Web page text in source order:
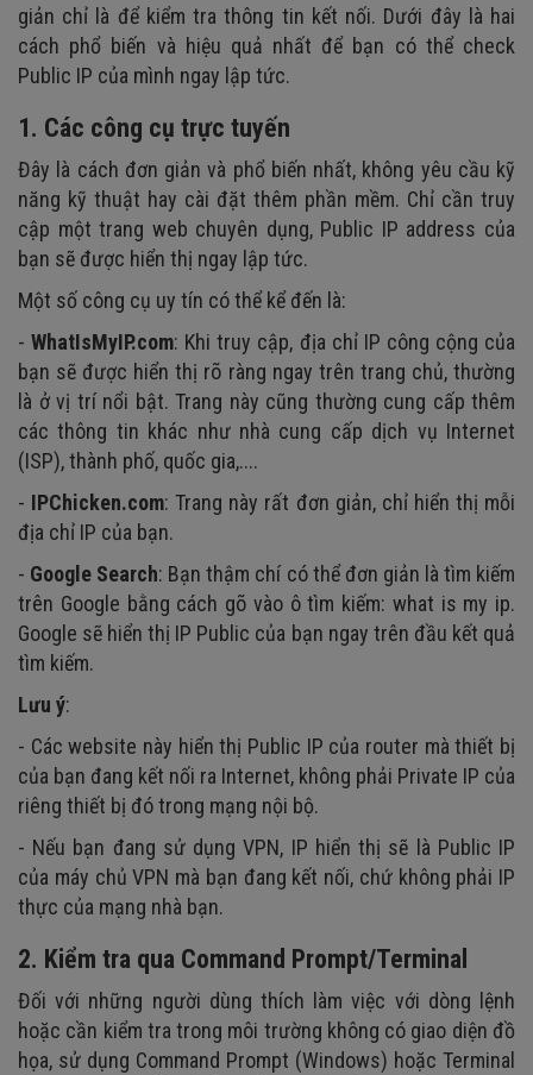
giản chỉ là để kiểm tra thông tin kết nối. Dưới đây là hai
cách phổ biến và hiệu quả nhất để bạn có thể check
Public IP của mình ngay lập tức.
1. Các công cụ trực tuyến
Đây là cách đơn giản và phổ biến nhất, không yêu cầu kỹ
năng kỹ thuật hay cài đặt thêm phần mềm. Chỉ cần truy
cập một trang web chuyên dụng, Public IP address của
bạn sẽ được hiển thị ngay lập tức.
Một số công cụ uy tín có thể kể đến là:
-WhatIsMyIP.com: Khi truy cập, địa chỉ IP công cộng của
bạn sẽ được hiển thị rõ ràng ngay trên trang chủ, thường
là ở vị trí nổi bật. Trang này cũng thường cung cấp thêm
các thông tin khác như nhà cung cấp dịch vụ Internet
(ISP), thành phố, quốc gia,....
- IPChicken.com: Trang này rất đơn giản, chỉ hiển thị mỗi
địa chỉ IP của bạn.
- Google Search: Bạn thậm chí có thể đơn giản là tìm kiếm
trên Google bằng cách gõ vào ô tìm kiếm: what is my ip.
Google sẽ hiển thị IP Public của bạn ngay trên đầu kết quả
tìm kiếm.
Lưu ý:
- Các website này hiển thị Public IP của router mà thiết bị
của bạn đang kết nối ra Internet, không phải Private IP của
riêng thiết bị đó trong mạng nội bộ.
- Nếu bạn đang sử dụng VPN, IP hiển thị sẽ là Public IP
của máy chủ VPN mà bạn đang kết nối, chứ không phải IP
thực của mạng nhà bạn.
2. Kiểm tra qua Command Prompt/Terminal
Đối với những người dùng thích làm việc với dòng lệnh
hoặc cần kiểm tra trong môi trường không có giao diện đồ
họa, sử dụng Command Prompt (Windows) hoặc Terminal